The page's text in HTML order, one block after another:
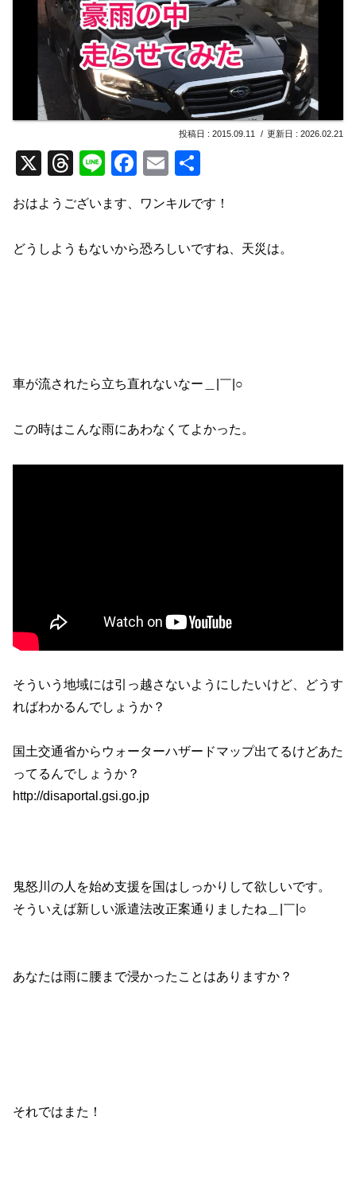
2015.09.11 2026.02.21
X
T
e
a
d
Li
e
F
c
e
b
E
ail
おはようございます、ワンキルです！
どうしようもないから恐ろしいですね、天災は。
車が流されたら立ち直れないなー＿|￣|○
この時はこんな雨にあわなくてよかった。
そういう地域には引っ越さないようにしたいけど、どうす
ればわかるんでしょうか？
国土交通省からウォーターハザードマップ出てるけどあた
ってるんでしょうか？
http://disaportal.gsi.go.jp
鬼怒川の人を始め支援を国はしっかりして欲しいです。
そういえば新しい派遣法改正案通りましたね＿|￣|○
あなたは雨に腰まで浸かったことはありますか？
それではまた！